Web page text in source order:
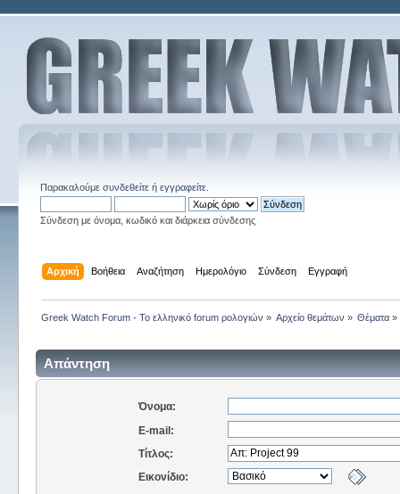
Παρακαλούμε συνδεθείτεή εγγραφείτε.
Σύνδεση με όνομα, κωδικό και διάρκεια σύνδεσης
Αρχική Βοήθεια Αναζήτηση Ημερολόγιο Σύνδεση Εγγραφή
Greek Watch Forum - Το ελληνικό forum ρολογιών » Αρχείο θεμάτων » Θέματα »
Απάντηση
Όνομα:
E-mail:
Τίτλος:
Εικονίδιο: